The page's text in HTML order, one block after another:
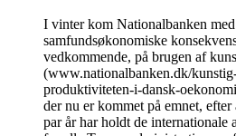
I vinter kom Nationalbanken
samfundsøkonomiske
vedkommende, på brugen af
(www.nationalbanken.dk/
produktiviteten-i-dansk-
der nu er kommet på emnet,
par år har holdt de internationale